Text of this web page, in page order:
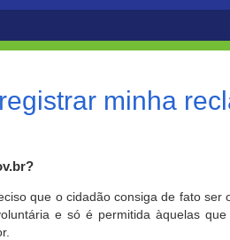
minha
que o cidadão consiga de fato
e só é permitida àquelas